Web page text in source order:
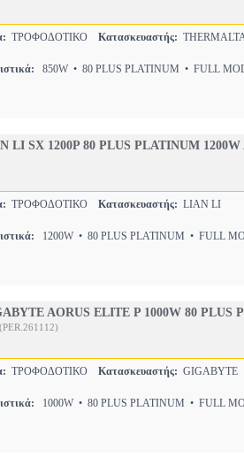
ΤΡΟΦΟΔΟΤΙΚΟ Κατασκευαστής:
850W • 80 PLUS PLATINUM • FULL
LI SX 1200P 80 PLUS PLATINUM
ΤΡΟΦΟΔΟΤΙΚΟ Κατασκευαστής: LIAN LI
1200W • 80 PLUS PLATINUM • FULL
AORUS ELITE P 1000W 80
(PER.261112)
ΤΡΟΦΟΔΟΤΙΚΟ Κατασκευαστής: GIGABYTE
1000W • 80 PLUS PLATINUM • FULL